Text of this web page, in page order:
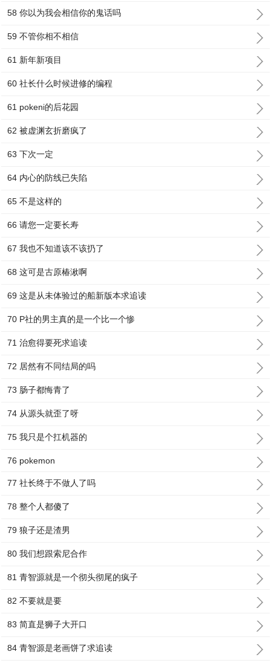
58 你以为我会相信你的鬼话吗
59 不管你相不相信
61 新年新项目
60 社长什么时候进修的编程
61 pokeni的后花园
62 被虚渊玄折磨疯了
63 下次一定
64 内心的防线已失陷
65 不是这样的
66 请您一定要长寿
67 我也不知道该不该扔了
68 这可是古原椿湫啊
69 这是从未体验过的船新版本求追读
70 P社的男主真的是一个比一个惨
71 治愈得要死求追读
72 居然有不同结局的吗
73 肠子都悔青了
74 从源头就歪了呀
75 我只是个扛机器的
76 pokemon
77 社长终于不做人了吗
78 整个人都傻了
79 狼子还是渣男
80 我们想跟索尼合作
81 青智源就是一个彻头彻尾的疯子
82 不要就是要
83 简直是狮子大开口
84 青智源是老画饼了求追读